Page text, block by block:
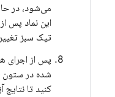
می‌شود، در
این نماد پس
تیک سبز
پس از اجرای
شده در ستون
کنید تا نتایج